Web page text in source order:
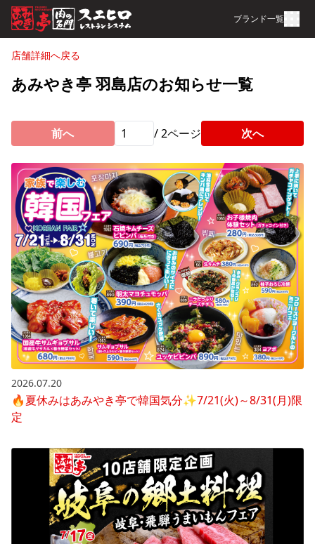
ブランド一覧
店舗詳細へ戻る
あみやき亭 羽島店のお知らせ一覧
前へ /2ページ 次へ
2026.07.20
🔥夏休みはあみやき亭で韓国気分✨7/21(火)～8/31(月)限
定